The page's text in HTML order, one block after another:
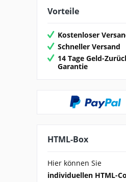
Vorteile
Kostenloser
Schneller Versand
14 Tage Geld-
Garantie
HTML-Box
Hier können Sie
individuellen HTML-